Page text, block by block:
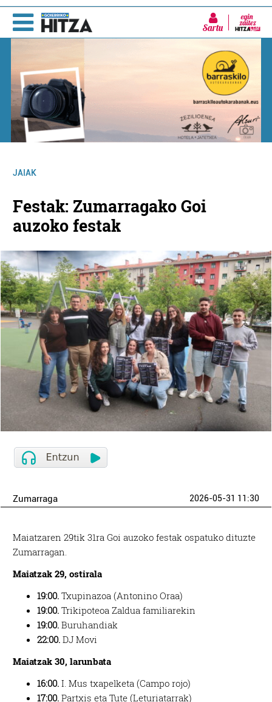
Sartu
JAIAK
Festak: Zumarragako Goi
auzoko festak
Zumarraga 2026-05-31 11:30
Maiatzaren 29tik 31ra Goi auzoko festak ospatuko dituzte
Zumarragan.
Maiatzak 29, ostirala
19:00. Txupinazoa (Antonino Oraa)
19:00. Trikipoteoa Zaldua familiarekin
19:00. Buruhandiak
22:00. DJ Movi
Maiatzak 30, larunbata
16:00. I. Mus txapelketa (Campo rojo)
17:00. Partxis eta Tute (Leturiatarrak)